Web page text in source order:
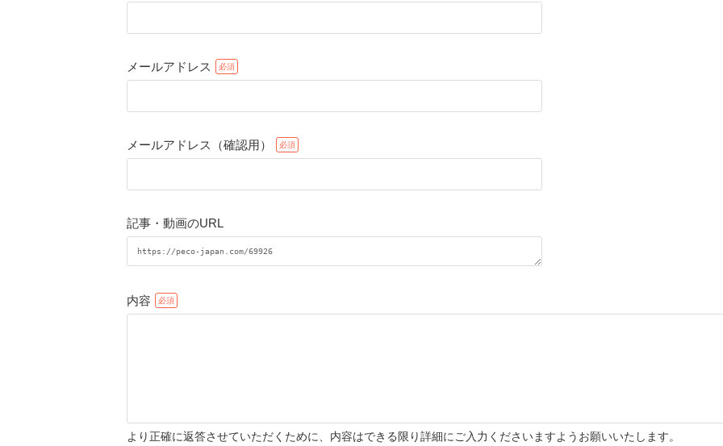
メールアドレス
メールアドレス（確認用）
記事・動画のURL
内容
より正確に返答させていただくために、内容はできる限り詳細にご入力くださいますようお願いいたします。